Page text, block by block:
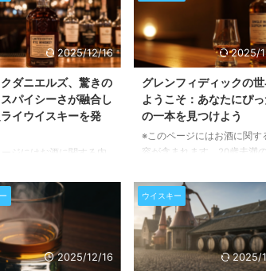
2025/12/16
ダニエルズ、驚きの
パイシーさが融合し
イウイスキーを発
ージにはお酒に関する内
入は禁止されています。
の伝統と革新が出会う、
本 ウイスキーの世界に
を吹き込む、ジャックダ
からの特別な限定品
Series #16」が登場し
2025/
グレンフィディックの
ようこそ：あなたにぴっ
の一本を見つけよう
※このページにはお酒に関す
容が含まれます。20歳未満
世界で最も愛されるシング
トスコッチウイスキー、グ
ィディック。そのフルーティ
クリーンな味わいは、多く
スキー愛好家にとって初め
験であり、長年の友でもあ
2025/12/16
ウイスキー
2025/